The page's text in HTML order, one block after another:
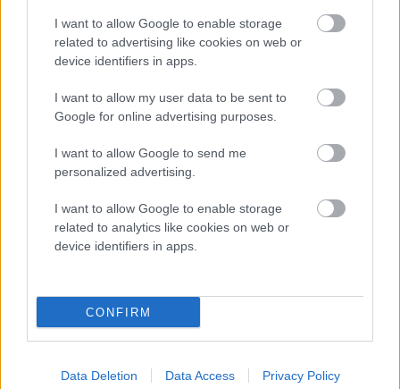
I want to allow Google to enable storage
related to advertising like cookies on web or
device identifiers in apps.
I want to allow my user data to be sent to
Google for online advertising purposes.
I want to allow Google to send me
personalized advertising.
I want to allow Google to enable storage
related to analytics like cookies on web or
device identifiers in apps.
CONFIRM
Data Deletion Data Access Privacy Policy
Τρόποι Πληρωμής
Τρόποι Αποστολής
Πολιτική επιστροφών
Όροι Χρήσης